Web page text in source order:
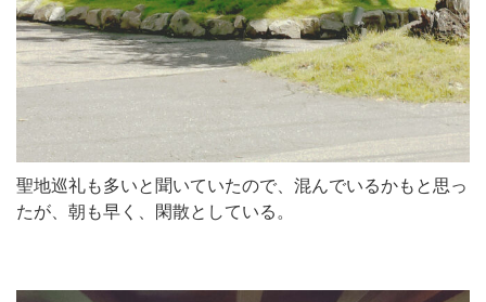
聖地巡礼も多いと聞いていたので、混んでいるかもと思っ
たが、朝も早く、閑散としている。